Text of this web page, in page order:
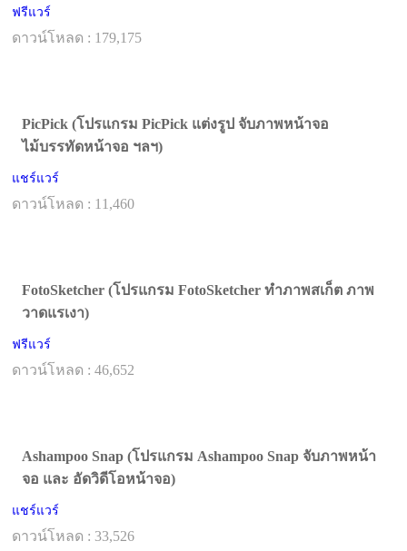
ฟรีแวร์
ดาวน์โหลด : 179,175
PicPick (โปรแกรม PicPick แต่งรูป จับภาพหน้าจอ
ไม้บรรทัดหน้าจอ ฯลฯ)
แชร์แวร์
ดาวน์โหลด : 11,460
FotoSketcher (โปรแกรม FotoSketcher ทำภาพสเก็ต ภาพ
วาดแรเงา)
ฟรีแวร์
ดาวน์โหลด : 46,652
Ashampoo Snap (โปรแกรม Ashampoo Snap จับภาพหน้า
จอ และ อัดวิดีโอหน้าจอ)
แชร์แวร์
ดาวน์โหลด : 33,526